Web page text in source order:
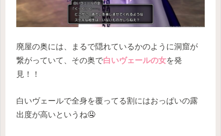
廃屋の奥には、まるで隠れているかのように洞窟が
繋がっていて、その奥で白いヴェールの女を発
見！！
白いヴェールで全身を覆ってる割にはおっぱいの露
出度が高いというね🤤